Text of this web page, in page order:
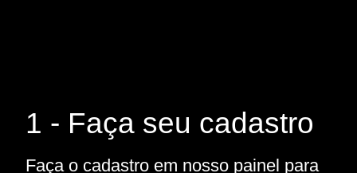
1 - Faça seu cadastro
Faça o cadastro em nosso painel para